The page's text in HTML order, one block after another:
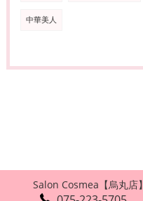
中華美人
Salon Cosmea【烏丸店】